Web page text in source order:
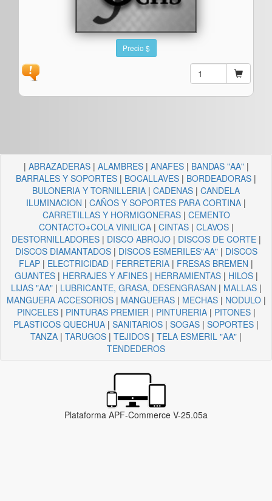
Precio $
| ABRAZADERAS| ALAMBRES| ANAFES| BANDAS "AA"|
BARRALES Y SOPORTES | BOCALLAVES | BORDEADORAS |
BULONERIA Y TORNILLERIA | CADENAS | CANDELA
ILUMINACION | CAÑOS Y SOPORTES PARA CORTINA |
CARRETILLAS Y HORMIGONERAS| CEMENTO
CONTACTO+COLA VINILICA| CINTAS| CLAVOS|
DESTORNILLADORES| DISCO ABROJO| DISCOS DE CORTE|
DISCOS DIAMANTADOS| DISCOS ESMERILES"AA"| DISCOS
FLAP | ELECTRICIDAD | FERRETERIA | FRESAS BREMEN |
GUANTES| HERRAJES Y AFINES| HERRAMIENTAS| HILOS|
LIJAS "AA"| LUBRICANTE, GRASA, DESENGRASAN | MALLAS|
MANGUERA ACCESORIOS| MANGUERAS| MECHAS| NODULO|
PINCELES| PINTURAS PREMIER | PINTURERIA| PITONES|
PLASTICOS QUECHUA | SANITARIOS | SOGAS | SOPORTES |
TANZA | TARUGOS | TEJIDOS | TELA ESMERIL "AA" |
TENDEDEROS
Plataforma APF-Commerce V-25.05a